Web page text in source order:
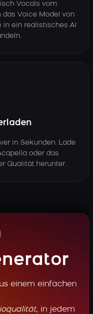
Vocals vom
Voice Model von
in ein realistisches AI
in Sekunden. Lade
oder das
Qualität herunter.
einem einfachen
, in jedem